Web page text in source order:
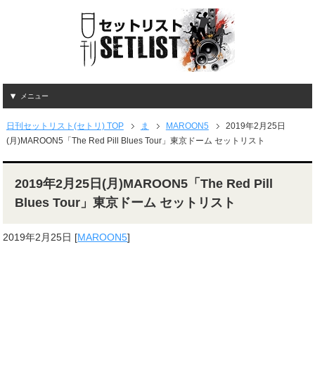
メニュー
日刊セットリスト(セトリ) TOP ま MAROON5
2019年2月25日
(月)MAROON5「The Red Pill Blues Tour」東京ドーム セットリスト
2019年2月25日(月)MAROON5「The Red Pill
Blues Tour」東京ドーム セットリスト
2019年2月25日 [MAROON5]